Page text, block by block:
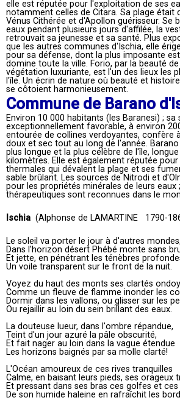
elle est réputée pour l'exploitation de ses
notamment celles de Citara. Sa plage était
Vénus Cithérée et d'Apollon guérisseur. Se
eaux pendant plusieurs jours d'affilée, la
retrouvait sa jeunesse et sa santé. Plus
que les autres communes d'Ischia, elle
pour sa défense, dont la plus imposante
domine toute la ville. Forio, par la beauté
végétation luxuriante, est l'un des lieux les
l'île. Un écrin de nature où beauté et
se côtoient harmonieusement.
Commune de Barano
Environ 10 000 habitants (les Baranesi) ;
exceptionnellement favorable, à environ
entourée de collines verdoyantes, confère
doux et sec tout au long de l'année.
plus longue et la plus célèbre de l'île,
kilomètres. Elle est également réputée
thermales qui dévalent la plage et ses
sable brûlant. Les sources de Nitrodi et
pour les propriétés minérales de leurs eaux
thérapeutiques sont reconnues dans le
Ischia (Alphonse de LAMARTINE 1790-
Le soleil va porter le jour à d'autres mondes;
Dans l'horizon désert Phébé monte sans
Et jette, en pénétrant les ténèbres
Un voile transparent sur le front de la nuit.
Voyez du haut des monts ses clartés
Comme un fleuve de flamme inonder les
Dormir dans les vallons, ou glisser sur les
Ou rejaillir au loin du sein brillant des eaux.
La douteuse lueur, dans l'ombre répandue,
Teint d'un jour azuré la pâle obscurité,
Et fait nager au loin dans la vague étendue
Les horizons baignés par sa molle clarté!
L'Océan amoureux de ces rives tranquilles
Calme, en baisant leurs pieds, ses orageux
Et pressant dans ses bras ces golfes et ces
De son humide haleine en rafraîchit les